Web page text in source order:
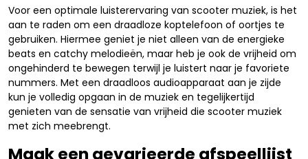
Voor een optimale luisterervaring van scooter muziek, is het
aan te raden om een draadloze koptelefoon of oortjes te
gebruiken. Hiermee geniet je niet alleen van de energieke
beats en catchy melodieën, maar heb je ook de vrijheid om
ongehinderd te bewegen terwijl je luistert naar je favoriete
nummers. Met een draadloos audioapparaat aan je zijde
kun je volledig opgaan in de muziek en tegelijkertijd
genieten van de sensatie van vrijheid die scooter muziek
met zich meebrengt.
Maak een gevarieerde afspeellijst